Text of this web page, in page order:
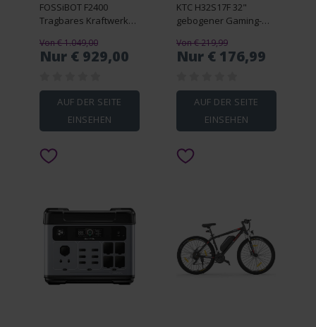
FOSSiBOT F2400
Tragbares Kraftwerk
Stecker
Von € 1.049,00
Nur € 929,00
AUF DER SEITE
EINSEHEN
KTC H32S17F 32"
gebogener Gaming-
1920 x 1080 FHD
Von € 219,99
Nur € 176,99
AUF DER SEITE
EINSEHEN